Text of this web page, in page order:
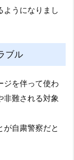
ようになりまし
ブル
ジを伴って使わ
非難される対象
が自粛警察だと